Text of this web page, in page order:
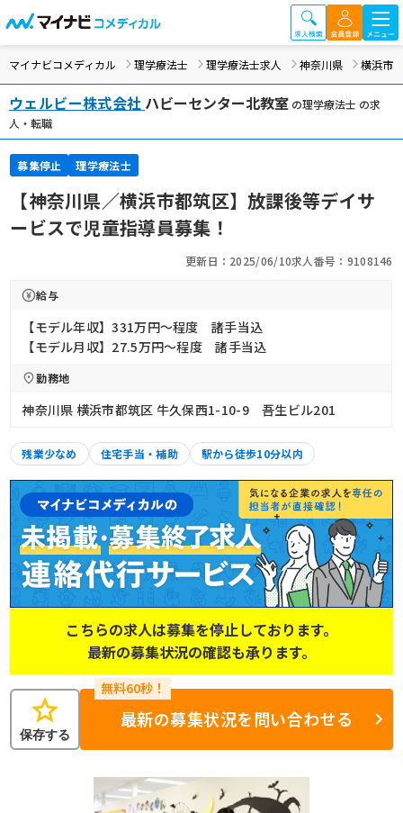
マイナビコメディカル 理学療法士 理学療法士求人 神奈川県 横浜市
ウェルビー株式会社 ハビーセンター北教室 の理学療法士 の求
人・転職
募集停止 理学療法士
【神奈川県／横浜市都筑区】放課後等デイサ
ービスで児童指導員募集！
更新日：2025/06/10求人番号：9108146
給与
【モデル年収】331万円〜程度 諸手当込
【モデル月収】27.5万円〜程度 諸手当込
勤務地
神奈川県 横浜市都筑区 牛久保西1-10-9 吾生ビル201
残業少なめ 住宅手当・補助 駅から徒歩10分以内
こちらの求人は募集を停止しております。
最新の募集状況の確認も承ります。
star
保存する
最新の募集状況を問い合わせる